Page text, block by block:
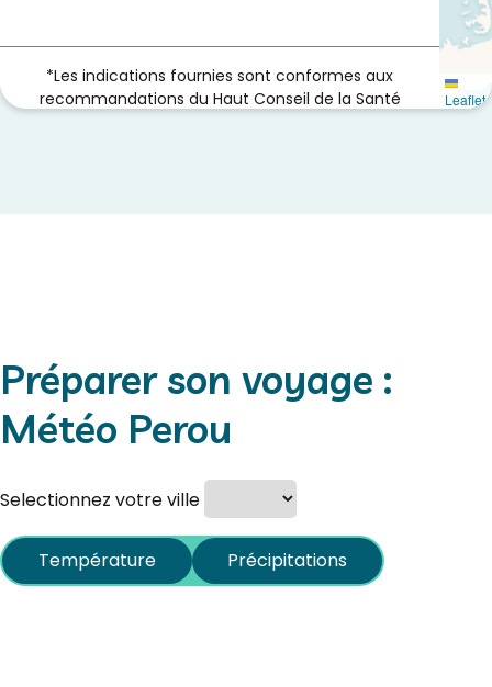
*Les indications fournies sont conformes aux
recommandations du Haut Conseil de la Santé
Leaflet
Préparer son voyage :
Météo Perou
Selectionnez votre ville
Température Précipitations